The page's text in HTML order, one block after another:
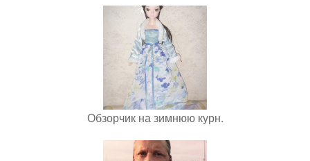
Обзорчик на зимнюю курн.